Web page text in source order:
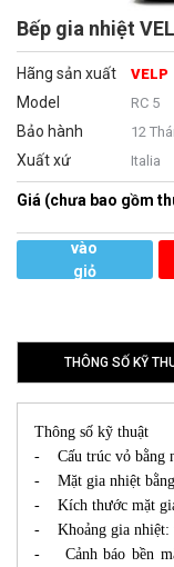
Bếp gia nhiệt
Hãng sản xuất VELP
Model RC 5
Bảo hành 12
Xuất xứ Italia
Giá (chưa bao gồm
vào
giỏ
THÔNG SỐ KỸ
Thông số kỹ thuật
- Cấu trúc vỏ bằng
- Mặt gia nhiệt
- Kích thước mặt
- Khoảng gia nhiệt:
- Cảnh báo bền